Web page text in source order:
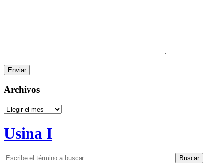
Archivos
Archivos
Usina I